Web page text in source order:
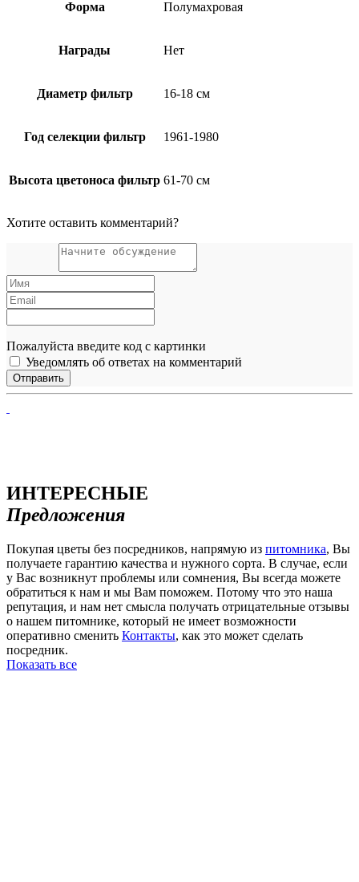
Форма Полумахровая
Награды Нет
Диаметр фильтр 16-18 см
Год селекции фильтр 1961-1980
Высота цветоноса фильтр 61-70 см
Хотите оставить комментарий?
Пожалуйста введите код с картинки
Уведомлять об ответах на комментарий
ИНТЕРЕСНЫЕ
Предложения
Покупая цветы без посредников, напрямую из питомника, Вы
получаете гарантию качества и нужного сорта. В случае, если
у Вас возникнут проблемы или сомнения, Вы всегда можете
обратиться к нам и мы Вам поможем. Потому что это наша
репутация, и нам нет смысла получать отрицательные отзывы
о нашем питомнике, который не имеет возможности
оперативно сменить Контакты, как это может сделать
посредник.
Показать все